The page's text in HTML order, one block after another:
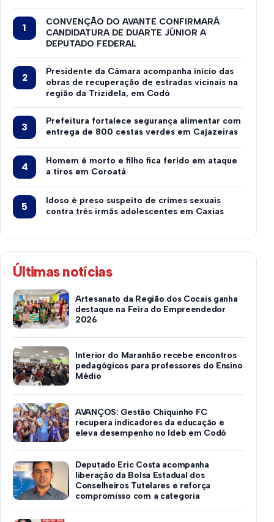
CONVENÇÃO DO AVANTE CONFIRMARÁ
CANDIDATURA DE DUARTE JÚNIOR A
DEPUTADO FEDERAL
Presidente da Câmara acompanha início das
obras de recuperação de estradas vicinais na
região da Trizidela, em Codó
Prefeitura fortalece segurança alimentar com
entrega de 800 cestas verdes em Cajazeiras
Homem é morto e filho fica ferido em ataque
a tiros em Coroatá
Idoso é preso suspeito de crimes sexuais
contra três irmãs adolescentes em Caxias
Últimas notícias
Artesanato da Região dos Cocais ganha
destaque na Feira do Empreendedor
2026
Interior do Maranhão recebe encontros
pedagógicos para professores do Ensino
Médio
AVANÇOS: Gestão Chiquinho FC
recupera indicadores da educação e
eleva desempenho no Ideb em Codó
Deputado Eric Costa acompanha
liberação da Bolsa Estadual dos
Conselheiros Tutelares e reforça
compromisso com a categoria